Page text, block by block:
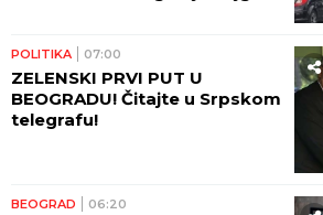
POLITIKA 07:00
ZELENSKI PRVI PUT U
BEOGRADU! Čitajte u Srpskom
telegrafu!
BEOGRAD 06:20